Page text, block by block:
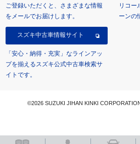
ご登録いただくと、さまざまな情報
をメールでお届けします。
リコー
ーンの
スズキ中古車情報サイト
「安心・納得・充実」なラインアッ
プを揃えるスズキ公式中古車検索サ
イトです。
©2026 SUZUKI JIHAN KINKI